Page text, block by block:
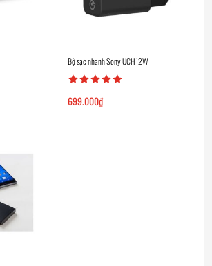
Bộ sạc nhanh Sony UCH12W
699.000₫